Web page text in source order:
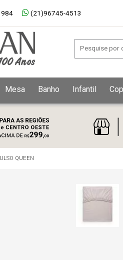
(21)96745-4513
Mesa Banho Infantil
QUEEN